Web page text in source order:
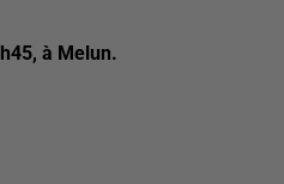
à Melun.